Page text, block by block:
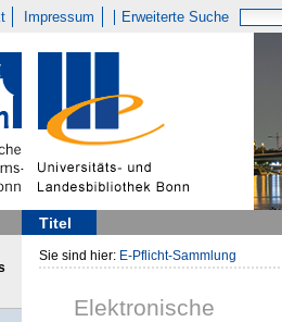
Impressum Erweiterte Suche
Titel
Sie sind hier: E-Pflicht-Sammlung
Elektronische